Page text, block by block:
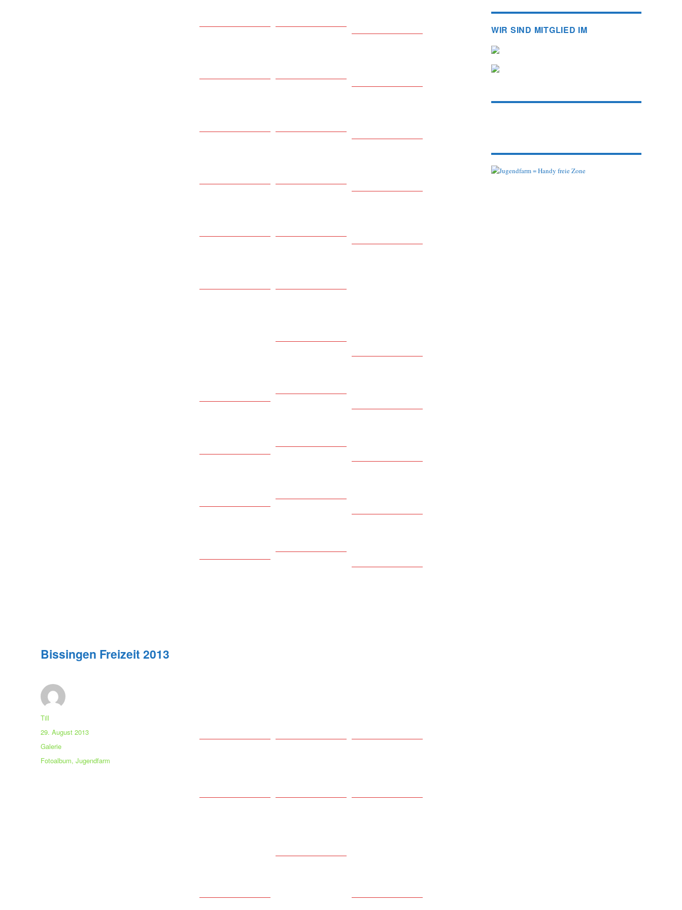
Bissingen Freizeit 2013
Autor
Till
Veröffentlicht
am
29. August 2013
Format
Galerie
Kategorien
Fotoalbum,Jugendfarm
WIR SIND MITGLIED IM